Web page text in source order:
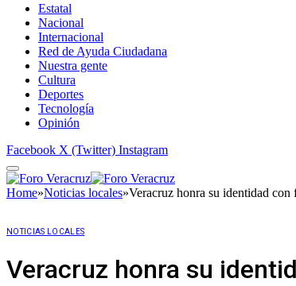
Estatal
Nacional
Internacional
Red de Ayuda Ciudadana
Nuestra gente
Cultura
Deportes
Tecnología
Opinión
Facebook X (Twitter) Instagram
Home»Noticias locales»Veracruz honra su identidad
NOTICIAS LOCALES
Veracruz honra su